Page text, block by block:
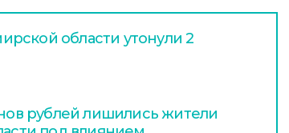
области утонули 2
рублей лишились жители